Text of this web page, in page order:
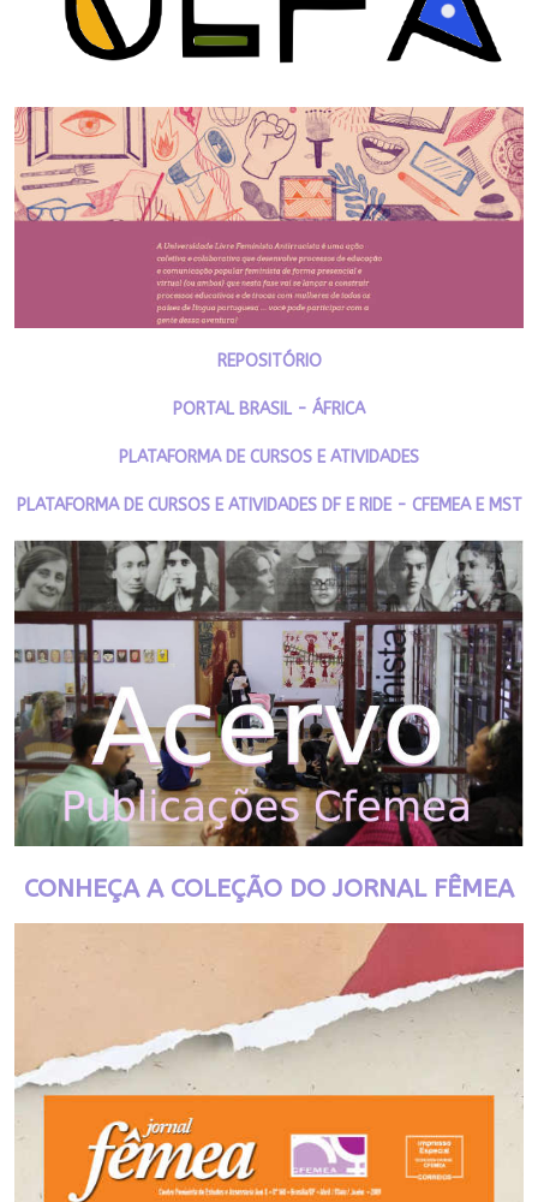
REPOSITÓRIO
PORTAL BRASIL - ÁFRICA
PLATAFORMA DE CURSOS E ATIVIDADES
PLATAFORMA DE CURSOS E ATIVIDADES DF E RIDE - CFEMEA E MST
CONHEÇA A COLEÇÃO DO JORNAL FÊMEA